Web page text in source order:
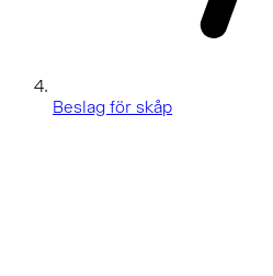
Beslag för skåp